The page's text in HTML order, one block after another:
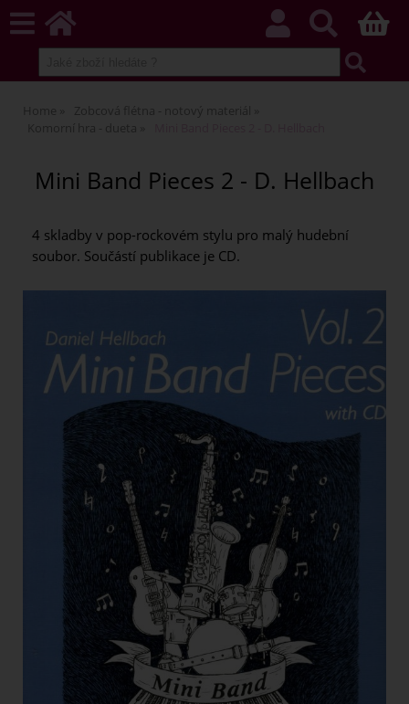
Home
Zobcová flétna - notový materiál
Komorní hra - dueta
Mini Band Pieces 2 - D. Hellbach
4 skladby v pop-rockovém stylu pro malý hudební
soubor. Součástí publikace je CD.